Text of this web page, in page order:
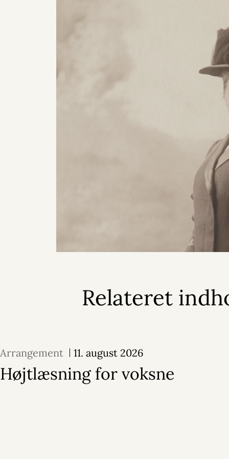
Relateret
Arrangement 11. august 2026
Højtlæsning for voksne